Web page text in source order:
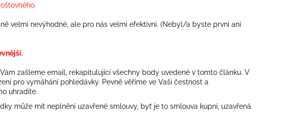
velmi nevýhodné, ale pro nás velmi efektivní. (Nebyl/a byste první ani
zašleme email, rekapitulující všechny body uvedené v tomto článku. V
pro vymáhání pohledávky. Pevně věříme ve Vaši čestnost a
uhradíte.
může mít neplnění uzavřené smlouvy, byť je to smlouva kupní, uzavřená